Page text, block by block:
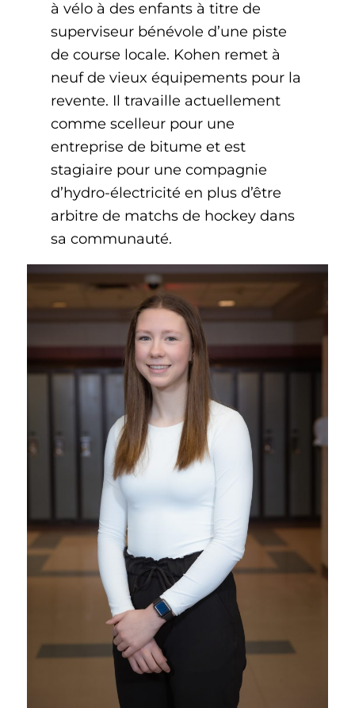
à vélo à des enfants à titre de
superviseur bénévole d’une piste
de course locale. Kohen remet à
neuf de vieux équipements pour la
revente. Il travaille actuellement
comme scelleur pour une
entreprise de bitume et est
stagiaire pour une compagnie
d’hydro-électricité en plus d’être
arbitre de matchs de hockey dans
sa communauté.